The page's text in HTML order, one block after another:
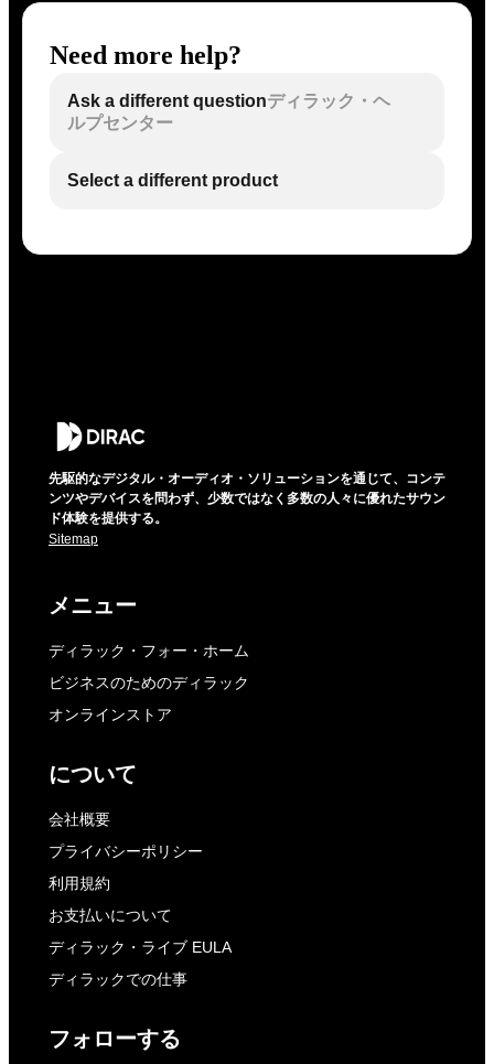
Need more help?
Ask a different questionディラック・ヘ
ルプセンター
Select a different product
先駆的なデジタル・オーディオ・ソリューションを通じて、コンテ
ンツやデバイスを問わず、少数ではなく多数の人々に優れたサウン
ド体験を提供する。
Sitemap
メニュー
ディラック・フォー・ホーム
ビジネスのためのディラック
オンラインストア
について
会社概要
プライバシーポリシー
利用規約
お支払いについて
ディラック・ライブ EULA
ディラックでの仕事
フォローする